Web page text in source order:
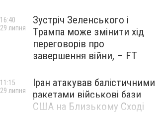
Зустріч Зеленського і
Трампа може змінити хід
переговорів про
завершення війни, – FT
16:40
29 липня
Іран атакував балістичними
ракетами військові бази
США на Близькому Сході
11:15
29 липня